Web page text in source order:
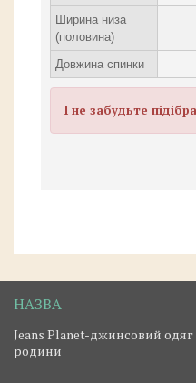
Ширина низа
(половина)
Довжина спинки
І не забудьте
Jeans Planet-джинсовий одяг
родини